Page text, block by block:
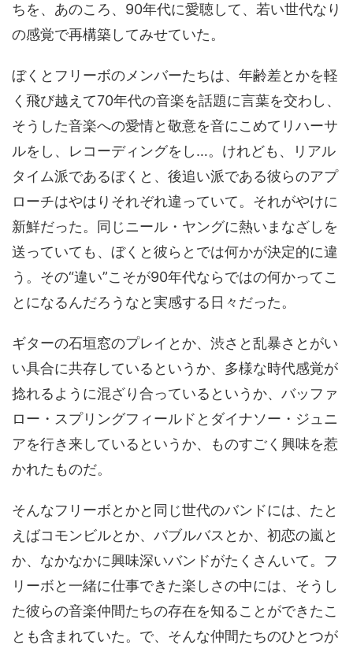
ちを、あのころ、90年代に愛聴して、若い世代なり
の感覚で再構築してみせていた。
ぼくとフリーボのメンバーたちは、年齢差とかを軽
く飛び越えて70年代の音楽を話題に言葉を交わし、
そうした音楽への愛情と敬意を音にこめてリハーサ
ルをし、レコーディングをし…。けれども、リアル
タイム派であるぼくと、後追い派である彼らのアプ
ローチはやはりそれぞれ違っていて。それがやけに
新鮮だった。同じニール・ヤングに熱いまなざしを
送っていても、ぼくと彼らとでは何かが決定的に違
う。その“違い”こそが90年代ならではの何かってこ
とになるんだろうなと実感する日々だった。
ギターの石垣窓のプレイとか、渋さと乱暴さとがい
い具合に共存しているというか、多様な時代感覚が
捻れるように混ざり合っているというか、バッファ
ロー・スプリングフィールドとダイナソー・ジュニ
アを行き来しているというか、ものすごく興味を惹
かれたものだ。
そんなフリーボとかと同じ世代のバンドには、たと
えばコモンビルとか、バブルバスとか、初恋の嵐と
か、なかなかに興味深いバンドがたくさんいて。フ
リーボと一緒に仕事できた楽しさの中には、そうし
た彼らの音楽仲間たちの存在を知ることができたこ
とも含まれていた。で、そんな仲間たちのひとつが